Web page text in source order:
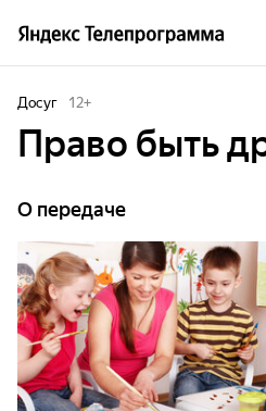
Досуг 12+
Право быть
О передаче